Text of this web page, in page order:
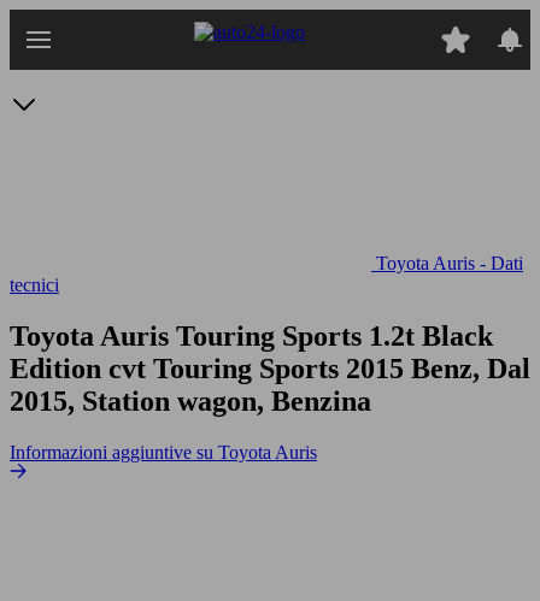
Toyota Auris - Dati
tecnici
Toyota Auris Touring Sports 1.2t Black
Edition cvt Touring Sports 2015 Benz, Dal
2015, Station wagon, Benzina
Informazioni aggiuntive su Toyota Auris